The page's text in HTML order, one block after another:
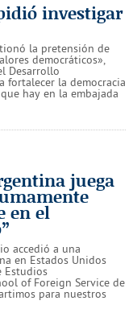
investigar
la pretensión de
democráticos»,
Desarrollo
fortalecer la democracia
hay en la embajada
juega
en el
accedió a una
en Estados Unidos
Estudios
of Foreign Service de
para nuestros